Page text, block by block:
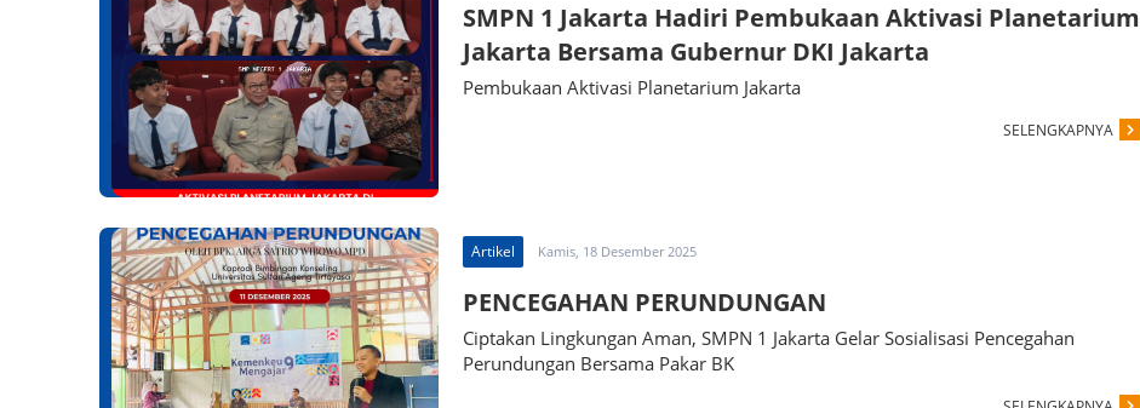
SMPN 1 Jakarta Hadiri Pembukaan Aktivasi Planetarium
Jakarta Bersama Gubernur DKI Jakarta
Pembukaan Aktivasi Planetarium Jakarta
SELENGKAPNYA
Artikel Kamis, 18 Desember 2025
PENCEGAHAN PERUNDUNGAN
Ciptakan Lingkungan Aman, SMPN 1 Jakarta Gelar Sosialisasi Pencegahan
Perundungan Bersama Pakar BK